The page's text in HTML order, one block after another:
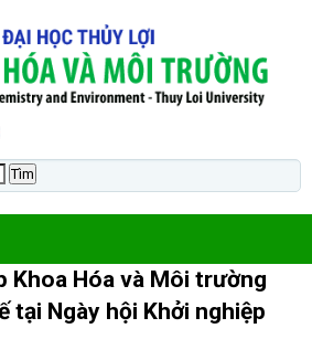
Khoa Hóa và Môi trường
tại Ngày hội Khởi nghiệp